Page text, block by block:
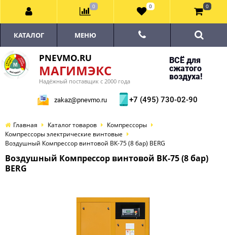
PNEVMO.RU
МАГИМЭКС
Надёжный поставщик с 2000 года
ВСЁ для
сжатого
воздуха!
zakaz@pnevmo.ru +7 (495) 730-02-90
КАТАЛОГ МЕНЮ
Главная Каталог товаров
Компрессоры
Компрессоры электрические винтовые
Воздушный Компрессор винтовой ВК-75 (8 бар) BERG
Воздушный Компрессор винтовой ВК-75 (8 бар)
BERG
0 0 0